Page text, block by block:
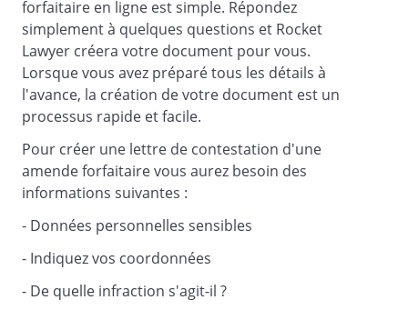
J’ai été verbalisé le
, pour l’infraction
suivante :
, à l'endroit
suvant :
.
Je vous adresse ce courrier afin de
contester cette sanction.
Voici les raisons qui justifient ma
contestation :
forfaitaire en ligne est simple. Répondez
simplement à quelques questions et Rocket
Lawyer créera votre document pour vous.
Lorsque vous avez préparé tous les détails à
l'avance, la création de votre document est un
processus rapide et facile.
Pour créer une lettre de contestation d'une
amende forfaitaire vous aurez besoin des
informations suivantes :
- Données personnelles sensibles
- Indiquez vos coordonnées
- De quelle infraction s'agit-il ?